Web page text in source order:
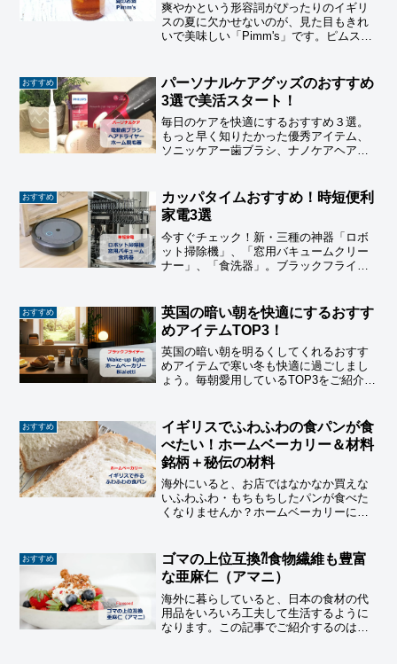
爽やかという形容詞がぴったりのイギリ
スの夏に欠かせないのが、見た目もきれ
いで美味しい「Pimm's」です。ピムスは
味しいピムスを入れて一緒に夏を楽しみ
ましょう。
おすすめ
パーソナルケアグッズのおすすめ
3選で美活スタート！
毎日のケアを快適にするおすすめ３選。
もっと早く知りたかった優秀アイテム、
ソニッケアー歯ブラシ、ナノケアヘアド
おすすめ
カッパタイムおすすめ！時短便利
家電3選
今すぐチェック！新・三種の神器「ロボ
ット掃除機」、「窓用バキュームクリー
ナー」、「食洗器」。ブラックフライデ
おすすめ
英国の暗い朝を快適にするおすす
めアイテムTOP3！
英国の暗い朝を明るくしてくれるおすす
めアイテムで寒い冬も快適に過ごしまし
ょう。毎朝愛用しているTOP3をご紹介し
おすすめ
イギリスでふわふわの食パンが食
べたい！ホームベーカリー＆材料
銘柄＋秘伝の材料
海外にいると、お店ではなかなか買えな
いふわふわ・もちもちしたパンが食べた
くなりませんか？ホームベーカリーにお
だわりがあります。秘伝の材料もあわせ
てご紹介しています。
おすすめ
ゴマの上位互換⁈食物繊維も豊富
な亜麻仁（アマニ）
海外に暮らしていると、日本の食材の代
用品をいろいろ工夫して生活するように
なります。この記事でご紹介するのは、